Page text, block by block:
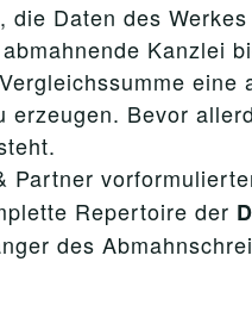
Daten des
Kanzlei
Bevor
Partner
Repertoire der
des